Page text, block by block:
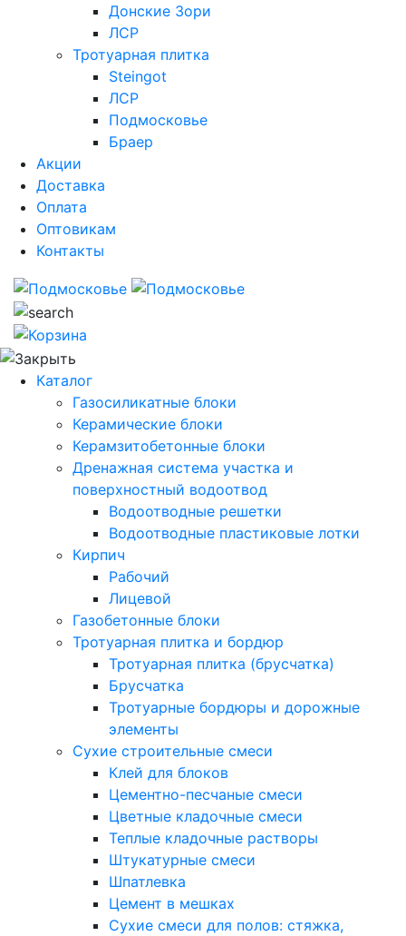
Донские Зори
ЛСР
Тротуарная плитка
Steingot
ЛСР
Подмосковье
Браер
Акции
Доставка
Оплата
Оптовикам
Контакты
Каталог
Газосиликатные блоки
Керамические блоки
Керамзитобетонные блоки
Дренажная система участка и
поверхностный водоотвод
Водоотводные решетки
Водоотводные пластиковые лотки
Кирпич
Рабочий
Лицевой
Газобетонные блоки
Тротуарная плитка и бордюр
Тротуарная плитка (брусчатка)
Брусчатка
Тротуарные бордюры и дорожные
элементы
Сухие строительные смеси
Клей для блоков
Цементно-песчаные смеси
Цветные кладочные смеси
Теплые кладочные растворы
Штукатурные смеси
Шпатлевка
Цемент в мешках
Сухие смеси для полов: стяжка,